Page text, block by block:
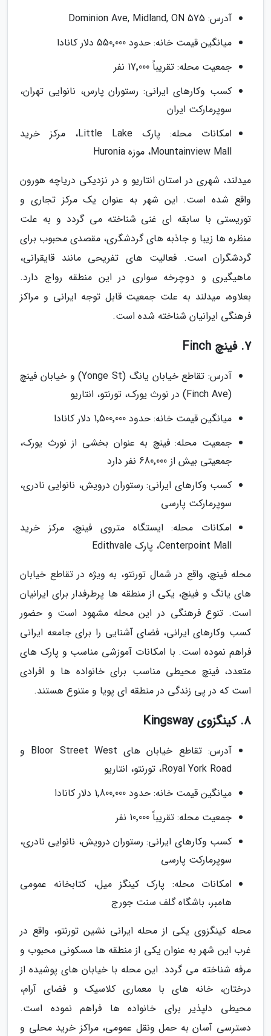
آدرس: 575 Dominion Ave, Midland, ON
میانگین قیمت خانه: حدود 550٬000 دلار کانادا
جمعیت محله: تقریباً 17٬000 نفر
کسب وکارهای ایرانی: رستوران پارس، نانوایی تهران،
سوپرمارکت ایران
امکانات محله: پارک Little Lake، مرکز خرید
Mountainview Mall، موزه Huronia
میدلند، شهری در استان انتاریو و در نزدیکی دریاچه هورون
واقع شده است. این شهر به عنوان یک مرکز تجاری و
توریستی با سابقه ای غنی شناخته می گردد و به علت
منظره ها زیبا و جاذبه های گردشگری، مقصدی محبوب برای
گردشگران است. فعالیت های تفریحی مانند قایقرانی،
ماهیگیری و دوچرخه سواری در این منطقه رواج دارد.
بعلاوه، میدلند به علت جمعیت قابل توجه ایرانی و مراکز
فرهنگی ایرانیان شناخته شده است.
7. فینچ Finch
آدرس: تقاطع خیابان یانگ (Yonge St) و خیابان فینچ
(Finch Ave) در نورث یورک، تورنتو، انتاریو
میانگین قیمت خانه: حدود 1٬500٬000 دلار کانادا
جمعیت محله: فینچ به عنوان بخشی از نورث یورک،
جمعیتی بیش از 680٬000 نفر دارد
کسب وکارهای ایرانی: رستوران درویش، نانوایی نادری،
سوپرمارکت پارسی
امکانات محله: ایستگاه متروی فینچ، مرکز خرید
Centerpoint Mall، پارک Edithvale
محله فینچ، واقع در شمال تورنتو، به ویژه در تقاطع خیابان
های یانگ و فینچ، یکی از منطقه ها پرطرفدار برای ایرانیان
است. تنوع فرهنگی در این محله مشهود است و حضور
کسب وکارهای ایرانی، فضای آشنایی را برای جامعه ایرانی
فراهم نموده است. با امکانات آموزشی مناسب و پارک های
متعدد، فینچ محیطی مناسب برای خانواده ها و افرادی
است که در پی زندگی در منطقه ای پویا و متنوع هستند.
8. کینگزوی Kingsway
آدرس: تقاطع خیابان های Bloor Street West و
Royal York Road، تورنتو، انتاریو
میانگین قیمت خانه: حدود 1٬800٬000 دلار کانادا
جمعیت محله: تقریباً 10٬000 نفر
کسب وکارهای ایرانی: رستوران درویش، نانوایی نادری،
سوپرمارکت پارسی
امکانات محله: پارک کینگز میل، کتابخانه عمومی
هامبر، باشگاه گلف سنت جورج
محله کینگزوی یکی از محله ایرانی نشین تورنتو، واقع در
غرب این شهر به عنوان یکی از منطقه ها مسکونی محبوب و
مرفه شناخته می گردد. این محله با خیابان های پوشیده از
درختان، خانه های با معماری کلاسیک و فضای آرام،
محیطی دلپذیر برای خانواده ها فراهم نموده است.
دسترسی آسان به حمل ونقل عمومی، مراکز خرید محلی و